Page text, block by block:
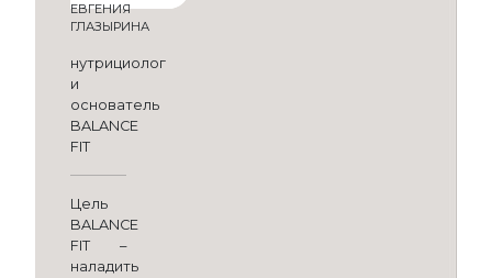
ЕВГЕНИЯ
ГЛАЗЫРИНА
нутрициолог
и
основатель
BALANCE
FIT
Цель
BALANCE
FIT –
наладить